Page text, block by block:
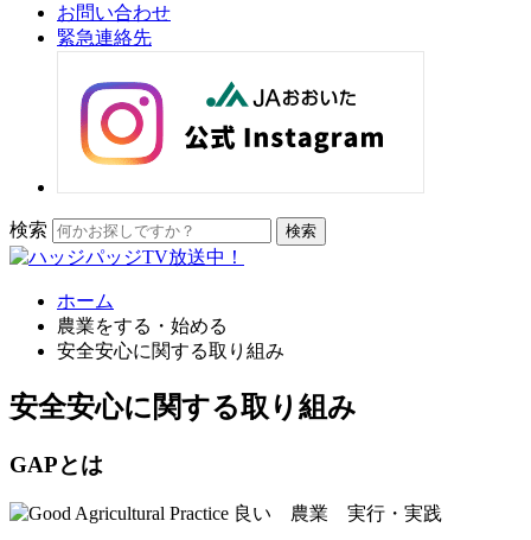
お問い合わせ
緊急連絡先
検索
ホーム
農業をする・始める
安全安心に関する取り組み
安全安心に関する取り組み
GAPとは